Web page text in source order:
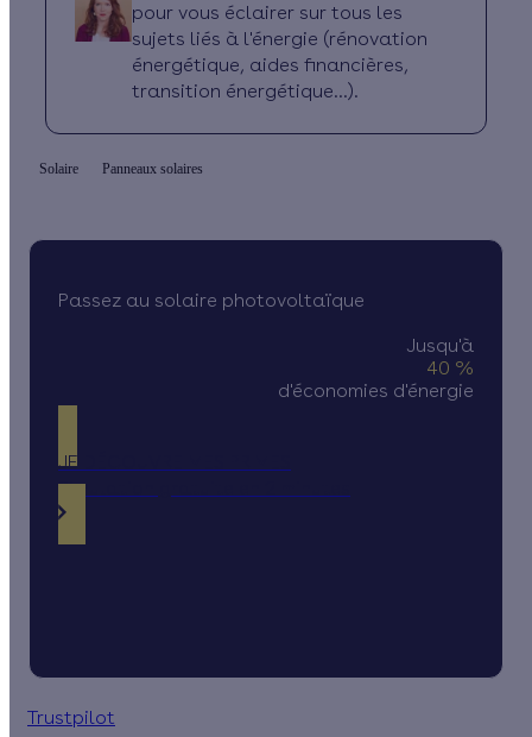
pour vous éclairer sur tous les
sujets liés à l'énergie (rénovation
énergétique, aides financières,
transition énergétique...).
Solaire Panneaux solaires
Passez au solaire photovoltaïque
Jusqu'à
40 %
d'économies d'énergie
JE DÉCOUVRE MES PRIMES
Simulation gratuite en 2 minutes
Trustpilot